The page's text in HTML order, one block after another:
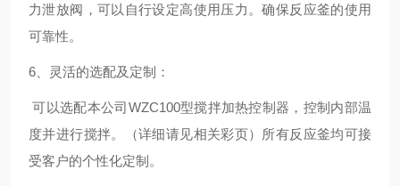
力泄放阀，可以自行设定高使用压力。确保反应釜的使用
可靠性。
6、灵活的选配及定制：
可以选配本公司WZC100型搅拌加热控制器，控制内部温
度并进行搅拌。（详细请见相关彩页）所有反应釜均可接
受客户的个性化定制。